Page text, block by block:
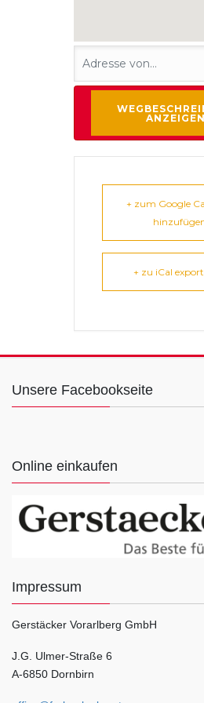
+ zum Google
+ zu iCal
Unsere Facebookseite
Online einkaufen
Impressum
Gerstäcker Vorarlberg GmbH
J.G. Ulmer-Straße 6
A-6850 Dornbirn